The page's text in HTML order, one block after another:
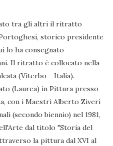
tra gli altri il ritratto
storico presidente
lo ha consegnato
Il ritratto è collocato nella
(Viterbo - Italia).
(Laurea) in Pittura presso
con i Maestri Alberto Ziveri
(secondo biennio) nel 1981,
dal titolo "Storia del
la pittura dal XVI al